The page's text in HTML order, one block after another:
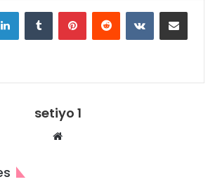
LinkedInTumblr PinterestReddit VKontakteShare via Email
setiyo 1
Website